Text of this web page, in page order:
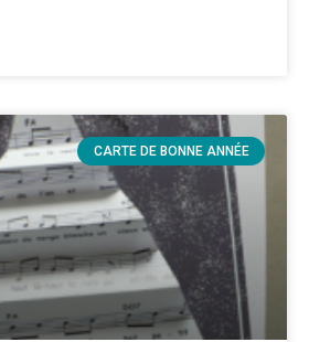
CARTE DE BONNE ANNÉE